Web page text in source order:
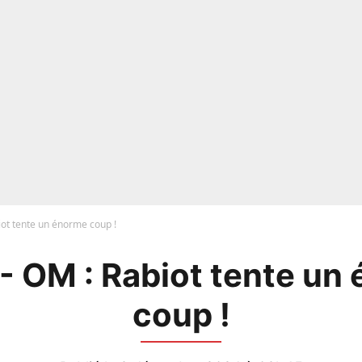
tente un énorme coup !
OM : Rabiot tente un
coup !